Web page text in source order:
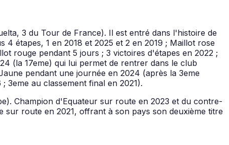
3 du Tour de France). Il est entré dans l'histoire de
étapes, 1 en 2018 et 2025 et 2 en 2019 ; Maillot rose
rouge pendant 5 jours ; 3 victoires d'étapes en 2022 ;
(la 17eme) qui lui permet de rentrer dans le club
pendant une journée en 2024 (après la 3eme
au classement final en 2021).
Champion d'Equateur sur route en 2023 et du contre-
route en 2021, offrant à son pays son deuxième titre